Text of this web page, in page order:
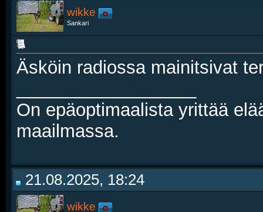
wikke
Sankari
Äsköin radiossa mainitsivat
On epäoptimaalista yrittää
maailmassa.
21.08.2025, 18:24
wikke